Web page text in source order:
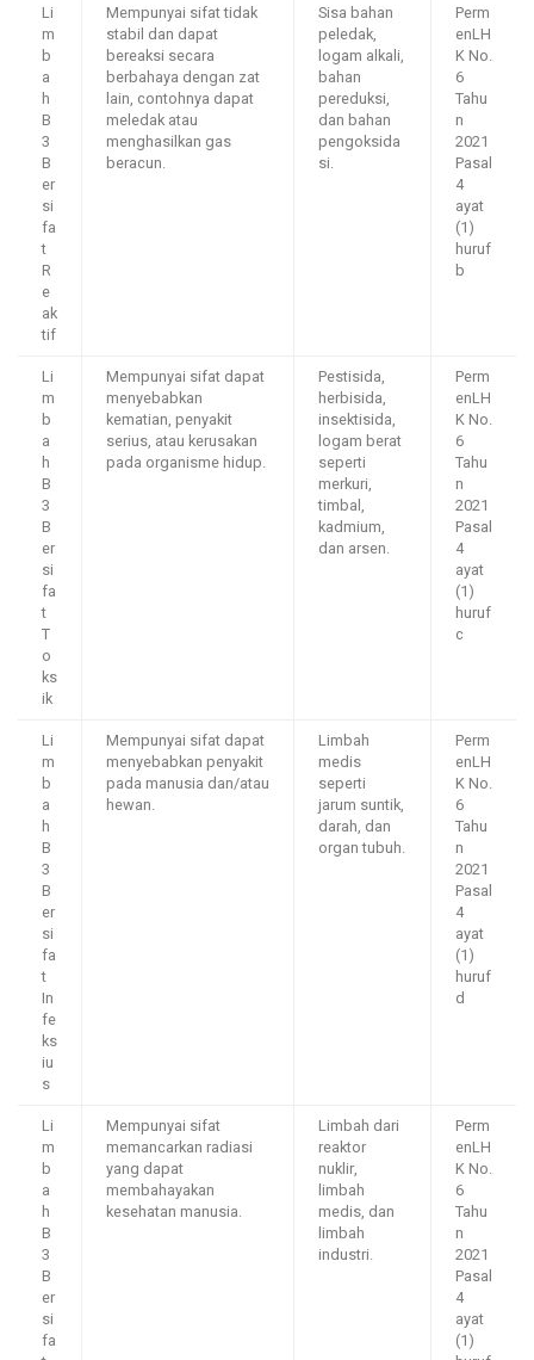
Li
m
b
a
h
B
3
B
er
si
fa
t
R
e
ak
tif
Mempunyai sifat tidak
stabil dan dapat
bereaksi secara
berbahaya dengan zat
lain, contohnya dapat
meledak atau
menghasilkan gas
beracun.
Sisa bahan
peledak,
logam alkali,
bahan
pereduksi,
dan bahan
pengoksida
si.
Perm
enLH
K No.
6
Tahu
n
2021
Pasal
4
ayat
(1)
huruf
b
Li
m
b
a
h
B
3
B
er
si
fa
t
T
o
ks
ik
Mempunyai sifat dapat
menyebabkan
kematian, penyakit
serius, atau kerusakan
pada organisme hidup.
Pestisida,
herbisida,
insektisida,
logam berat
seperti
merkuri,
timbal,
kadmium,
dan arsen.
Perm
enLH
K No.
6
Tahu
n
2021
Pasal
4
ayat
(1)
huruf
c
Li
m
b
a
h
B
3
B
er
si
fa
t
In
fe
ks
iu
s
Mempunyai sifat dapat
menyebabkan penyakit
pada manusia dan/atau
hewan.
Limbah
medis
seperti
jarum suntik,
darah, dan
organ tubuh.
Perm
enLH
K No.
6
Tahu
n
2021
Pasal
4
ayat
(1)
huruf
d
Li
m
b
a
h
B
3
B
er
si
fa
Mempunyai sifat
memancarkan radiasi
yang dapat
membahayakan
kesehatan manusia.
Limbah dari
reaktor
nuklir,
limbah
medis, dan
limbah
industri.
Perm
enLH
K No.
6
Tahu
n
2021
Pasal
4
ayat
(1)